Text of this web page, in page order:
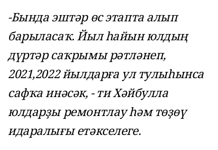
-Бында эштәр өс этапта алып
барыласаҡ. Йыл һайын юлдың
дүртәр саҡрымы рәтләнеп,
2021,2022 йылдарға ул тулыһынса
сафҡа инәсәк, - ти Хәйбулла
юлдарҙы ремонтлау һәм төҙөү
идаралығы етәкселеге.